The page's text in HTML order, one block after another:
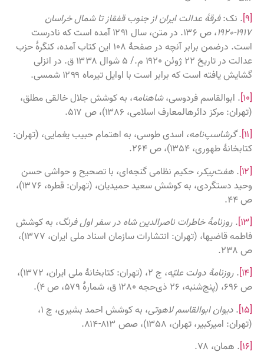
. نک:فرقهٔ عدالت ایران از جنوب قفقاز تا شمال خراسان
۱۹۱۷-۱۹۲۰
، ص ۱۳۶. در متن، سال ۱۲۹۱ آمده است که نادرست
است. درضمن برابر آنچه در صفحهٔ ۱۰۸ این کتاب آمده، کنگرهٔ حزب
عدالت در تاریخ ۲۲ ژوئن ۱۹۲۰ م./ ۵ شوال ۱۳۳۸ ق. در انزلی
گشایش یافته است که برابر است با اوایل تیرماه ۱۲۹۹ شمسی.
[۱۰]
. ابوالقاسم فردوسی،شاهنامه، به کوشش جلال خالقی مطلق،
(تهران: مرکز دائرهالمعارف اسلامی، ۱۳۸۶)، ص ۵۱۷.
.گرشاسپ‌نامه، اسدی طوسی، به اهتمام حبیب یغمایی، (تهران:
کتابخانهٔ طهوری، ۱۳۵۴)، ص ۲۶۴.
[۱۲]
. هفت‌پیکر ، حکیم نظامی گنجه‌ای، با تصحیح و حواشی حسن
وحید دستگردی، به کوشش سعید حمیدیان، (تهران: قطره، ۱۳۷۶)،
ص ۴۴.
. روزنامهٔ خاطرات ناصرالدین شاه در سفر اول فرنگ، به کوشش
فاطمه قاضیها، (تهران: انتشارات سازمان اسناد ملی ایران، ۱۳۷۷)،
ص ۲۳۸.
. روزنامهٔ دولت علیّه
، ج ۲، (تهران: کتابخانهٔ ملی ایران، ۱۳۷۲)،
ص ۶۹۶، (پنج‌شنبه، ۲۶ ذی‌حجه ۱۲۸۰ ق، شمارهٔ ۵۷۹، ص ۴).
[۱۵]
. دیوان ابوالقاسم لاهوتی
، به کوشش احمد بشیری، چ ۱،
(تهران: امیرکبیر، تهران، ۱۳۵۸)، صص ۸۱۳-۸۱۴.
. همان، ۷۸.